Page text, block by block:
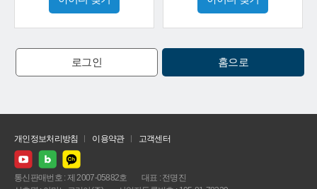
로그인 홈으로
개인정보처리방침 이용약관 고객센터
통신판매번호 : 제 2007-05882호
대표 : 전명진